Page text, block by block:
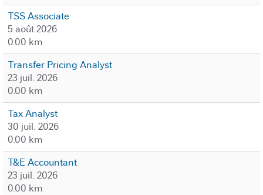
TSS Associate
5 août 2026
0.00 km
Transfer Pricing Analyst
23 juil. 2026
0.00 km
Tax Analyst
30 juil. 2026
0.00 km
T&E Accountant
23 juil. 2026
0.00 km